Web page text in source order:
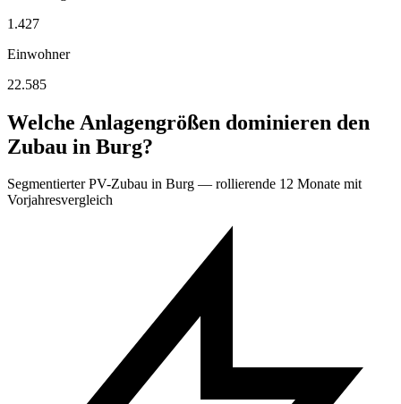
1.427
Einwohner
22.585
Welche Anlagengrößen dominieren den
Zubau in Burg?
Segmentierter PV-Zubau in Burg — rollierende 12 Monate mit
Vorjahresvergleich